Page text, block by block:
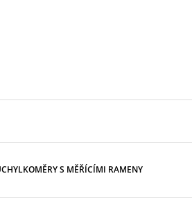
S MĚŘÍCÍMI RAMENY